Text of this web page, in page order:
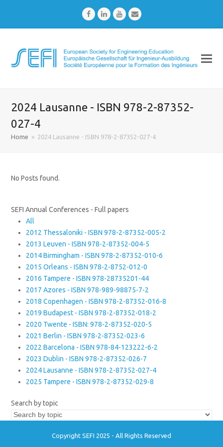
FacebookLinkedInYoutubeEmail
2024 Lausanne - ISBN 978-2-87352-
027-4
Home » 2024 Lausanne - ISBN 978-2-87352-027-4
No Posts found.
SEFI Annual Conferences - Full papers
All
2012 Thessaloniki - ISBN 978-2-87352-005-2
2013 Leuven - ISBN 978-2-87352-004-5
2014 Birmingham - ISBN 978-2-87352-010-6
2015 Orleans - ISBN 978-2-8752-012-0
2016 Tampere - ISBN 978-28735201-44
2017 Azores - ISBN 978-989-98875-7-2
2018 Copenhagen - ISBN 978-2-87352-016-8
2019 Budapest - ISBN 978-2-87352-018-2
2020 Twente - ISBN: 978-2-87352-020-5
2021 Berlin - ISBN 978-2-87352-023-6
2022 Barcelona - ISBN 978-84-123222-6-2
2023 Dublin - ISBN 978-2-87352-026-7
2024 Lausanne - ISBN 978-2-87352-027-4
2025 Tampere - ISBN 978-2-87352-029-8
Search by topic
Copyright SEFI 2025 - All Rights Reserved